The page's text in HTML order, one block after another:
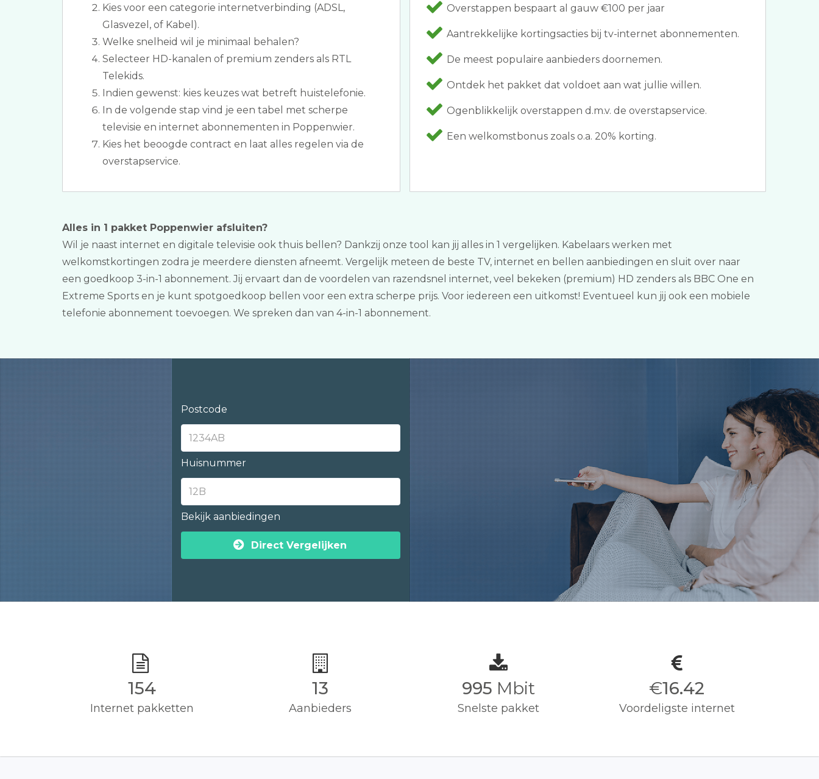
Kies voor een categorie internetverbinding (ADSL,
Glasvezel, of Kabel).
Welke snelheid wil je minimaal behalen?
Selecteer HD-kanalen of premium zenders als RTL
Telekids.
Indien gewenst: kies keuzes wat betreft huistelefonie.
In de volgende stap vind je een tabel met scherpe
televisie en internet abonnementen in Poppenwier.
Kies het beoogde contract en laat alles regelen via de
overstapservice.
Overstappen bespaart al gauw €100 per jaar
Aantrekkelijke kortingsacties bij tv-internet abonnementen.
De meest populaire aanbieders doornemen.
Ontdek het pakket dat voldoet aan wat jullie willen.
Ogenblikkelijk overstappen d.m.v. de overstapservice.
Een welkomstbonus zoals o.a. 20% korting.
Alles in 1 pakket Poppenwier afsluiten?
Wil je naast internet en digitale televisie ook thuis bellen? Dankzij onze tool kan jij alles in 1 vergelijken. Kabelaars werken met
welkomstkortingen zodra je meerdere diensten afneemt. Vergelijk meteen de beste TV, internet en bellen aanbiedingen en sluit over naar
een goedkoop 3-in-1 abonnement. Jij ervaart dan de voordelen van razendsnel internet, veel bekeken (premium) HD zenders als BBC One en
Extreme Sports en je kunt spotgoedkoop bellen voor een extra scherpe prijs. Voor iedereen een uitkomst! Eventueel kun jij ook een mobiele
telefonie abonnement toevoegen. We spreken dan van 4-in-1 abonnement.
Postcode
Huisnummer
Bekijk aanbiedingen
Direct Vergelijken
155
Internet pakketten
13
Aanbieders
1,000Mbit
Snelste pakket
€16.50
Voordeligste internet